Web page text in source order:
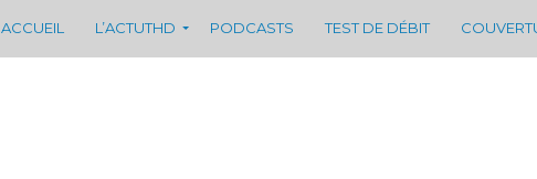
ACCUEIL L’ACTUTHD PODCASTS TEST DE DÉBIT